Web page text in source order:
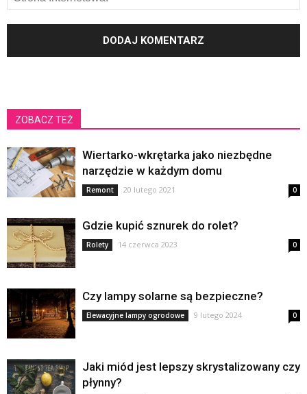
ZOBACZ TEŻ
Wiertarko-wkrętarka jako niezbędne
narzędzie w każdym domu
Remont 20 lutego 2021 0
Gdzie kupić sznurek do rolet?
Rolety 14 czerwca 2023 0
Czy lampy solarne są bezpieczne?
Elewacyjne lampy ogrodowe 9 lutego 2024 0
Jaki miód jest lepszy skrystalizowany czy
płynny?